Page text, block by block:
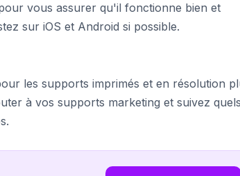
vous assurer qu'il fonctionne bien et
sur iOS et Android si possible.
les supports imprimés et en résolution
à vos supports marketing et suivez